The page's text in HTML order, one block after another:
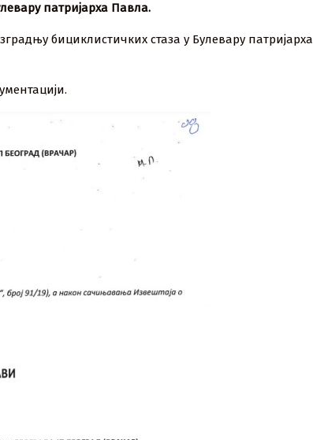
патријарха Павла.
бициклистичких стаза у Булевару патријарха